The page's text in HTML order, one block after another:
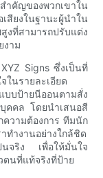
ำคัญของพวกเขาใน
งในฐานะผู้นำใน
ที่สามารถปรับแต่ง
งาม
Signs ซึ่งเป็นที่
ในรายละเอียด
บป้ายนีออนตามสั่ง
คคล โดยนำเสนอสี
วามต้องการ ทีมนัก
ทำงานอย่างใกล้ชิด
นจริง เพื่อให้มั่นใจ
ตนที่แท้จริงที่ป้าย